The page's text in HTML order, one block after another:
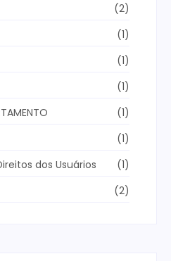
(2)
(1)
(1)
(1)
(1)
(1)
dos Usuários
(1)
(2)